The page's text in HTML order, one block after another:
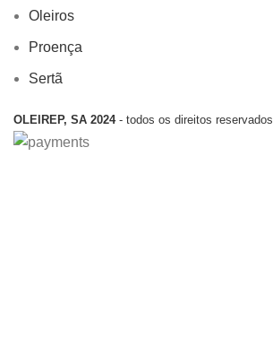
Oleiros
Proença
Sertã
OLEIREP, SA 2024 - todos os direitos reservados.